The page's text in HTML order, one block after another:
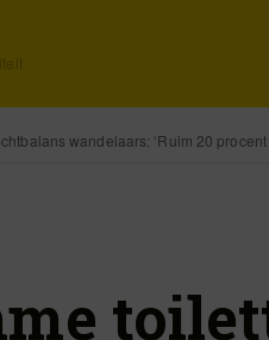
wandelaars: ‘Ruim 20